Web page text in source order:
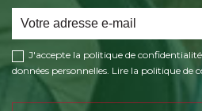
J'accepte la politique de
données personnelles. Lire la politique de